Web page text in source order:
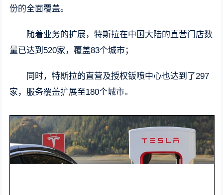
份的全面覆盖。
随着业务的扩展，特斯拉在中国大陆的直营门店数
量已达到520家，覆盖83个城市；
同时，特斯拉的直营及授权钣喷中心也达到了297
家，服务覆盖扩展至180个城市。